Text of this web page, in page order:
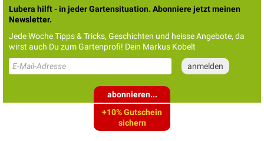
Lubera hilft - in jeder Gartensituation. Abonniere jetzt meinen
Newsletter.
Jede Woche Tipps & Tricks, Geschichten und heisse Angebote, da
wirst auch Du zum Gartenprofi! Dein Markus Kobelt
abonnieren...
+10% Gutschein
sichern